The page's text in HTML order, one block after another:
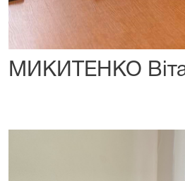
МИКИТЕНКО